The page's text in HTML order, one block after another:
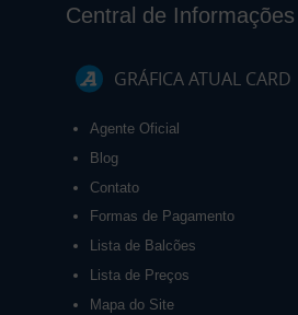
Central de Informações
GRÁFICA ATUAL CARD
Agente Oficial
Blog
Contato
Formas de Pagamento
Lista de Balcões
Lista de Preços
Mapa do Site